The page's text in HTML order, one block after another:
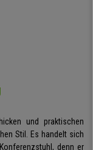
und praktischen
Stil. Es handelt sich
denn er